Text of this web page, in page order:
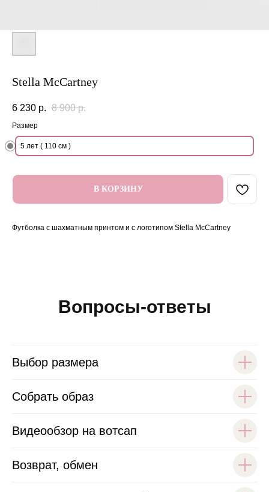
Stella McCartney
6 230 р. 8 900 р.
Размер
5 лет ( 110 см )
В КОРЗИНУ
Футболка с шахматным принтом и с логотипом Stella McCartney
Вопросы-ответы
Выбор размера
Собрать образ
Видеообзор на вотсап
Возврат, обмен